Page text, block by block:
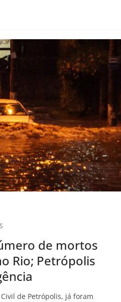
de mortos
Rio; Petrópolis
de Petrópolis, já foram